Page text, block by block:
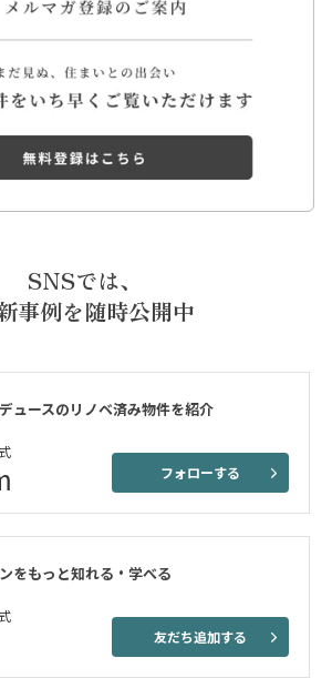
SNSでは、
事例を随時公開中
ュースのリノベ済み物件を紹介
フォローする
をもっと知れる・学べる
友だち追加する